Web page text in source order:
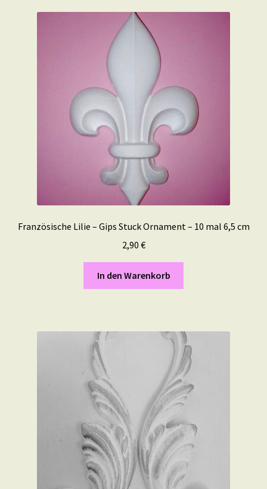
Französische Lilie – Gips Stuck Ornament – 10 mal 6,5 cm
2,90 €
In den Warenkorb